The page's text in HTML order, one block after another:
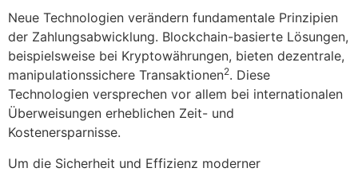
Neue Technologien verändern fundamentale Prinzipien
der Zahlungsabwicklung. Blockchain-basierte Lösungen,
beispielsweise bei Kryptowährungen, bieten dezentrale,
manipulationssichere Transaktionen2. Diese
Technologien versprechen vor allem bei internationalen
Überweisungen erheblichen Zeit- und
Kostenersparnisse.
Um die Sicherheit und Effizienz moderner